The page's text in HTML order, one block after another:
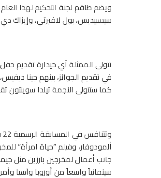
ويضم طاقم لجنة التحكيم لهذا
سيسبيديس، بول لافيرتي، وإيزاك
تتولى الممثلة آي حيدارة تقديم
في تقديم الجوائز، بينهم جينا
كما ستتولى النجمة تيلدا سوينتون
ألمودوفار، وفيلم “حياة امرأة”
جانب أعمال لمخرجين بارزين مثل
سينمائياً واسعاً من أوروبا وآسيا